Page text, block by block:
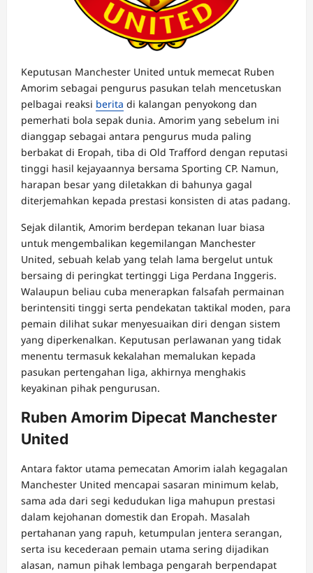
Keputusan Manchester United untuk memecat Ruben
Amorim sebagai pengurus pasukan telah mencetuskan
pelbagai reaksi berita di kalangan penyokong dan
pemerhati bola sepak dunia. Amorim yang sebelum ini
dianggap sebagai antara pengurus muda paling
berbakat di Eropah, tiba di Old Trafford dengan reputasi
tinggi hasil kejayaannya bersama Sporting CP. Namun,
harapan besar yang diletakkan di bahunya gagal
diterjemahkan kepada prestasi konsisten di atas padang.
Sejak dilantik, Amorim berdepan tekanan luar biasa
untuk mengembalikan kegemilangan Manchester
United, sebuah kelab yang telah lama bergelut untuk
bersaing di peringkat tertinggi Liga Perdana Inggeris.
Walaupun beliau cuba menerapkan falsafah permainan
berintensiti tinggi serta pendekatan taktikal moden, para
pemain dilihat sukar menyesuaikan diri dengan sistem
yang diperkenalkan. Keputusan perlawanan yang tidak
menentu termasuk kekalahan memalukan kepada
pasukan pertengahan liga, akhirnya menghakis
keyakinan pihak pengurusan.
Ruben Amorim Dipecat Manchester
United
Antara faktor utama pemecatan Amorim ialah kegagalan
Manchester United mencapai sasaran minimum kelab,
sama ada dari segi kedudukan liga mahupun prestasi
dalam kejohanan domestik dan Eropah. Masalah
pertahanan yang rapuh, ketumpulan jentera serangan,
serta isu kecederaan pemain utama sering dijadikan
alasan, namun pihak lembaga pengarah berpendapat